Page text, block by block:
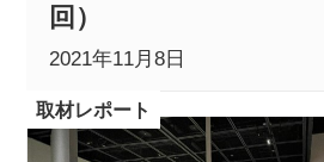
回）
2021年11月8日
取材レポート